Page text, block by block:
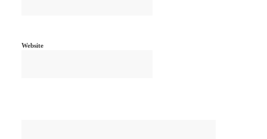
Website